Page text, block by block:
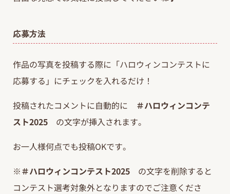
応募方法
作品の写真を投稿する際に「ハロウィンコンテストに
応募する」にチェックを入れるだけ！
投稿されたコメントに自動的に ＃ハロウィンコンテ
スト2025の文字が挿入されます。
お一人様何点でも投稿OKです。
※＃ハロウィンコンテスト2025の文字を削除すると
コンテスト選考対象外となりますのでご注意くださ